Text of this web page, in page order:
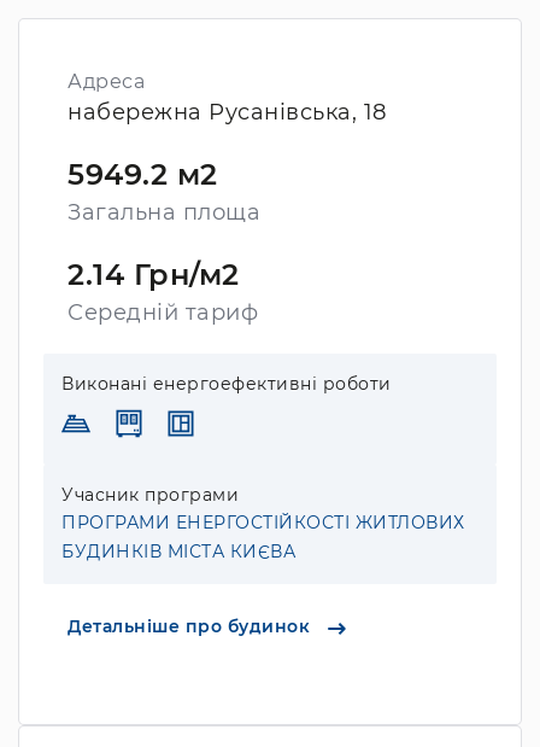
Адреса
набережна Русанівська, 18
5949.2 м2
Загальна площа
2.14 Грн/м2
Середній тариф
Виконані енергоефективні роботи
Учасник програми
ПРОГРАМИ ЕНЕРГОСТІЙКОСТІ ЖИТЛОВИХ
БУДИНКІВ МІСТА КИЄВА
Детальніше про будинок